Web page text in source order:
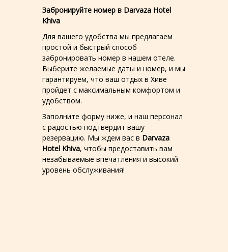
Забронируйте номер в Darvaza Hotel
Khiva
Для вашего удобства мы предлагаем
простой и быстрый способ
забронировать номер в нашем отеле.
Выберите желаемые даты и номер, и мы
гарантируем, что ваш отдых в Хиве
пройдет с максимальным комфортом и
удобством.
Заполните форму ниже, и наш персонал
с радостью подтвердит вашу
резервацию. Мы ждем вас в Darvaza
Hotel Khiva, чтобы предоставить вам
незабываемые впечатления и высокий
уровень обслуживания!